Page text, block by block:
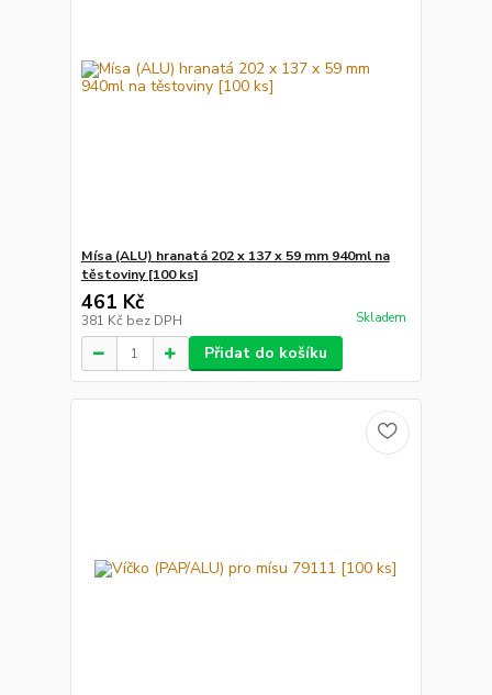
Mísa (ALU) hranatá 202 x 137 x 59 mm 940ml na
těstoviny [100 ks]
461 Kč
381 Kč bez DPH Skladem
Přidat do košíku